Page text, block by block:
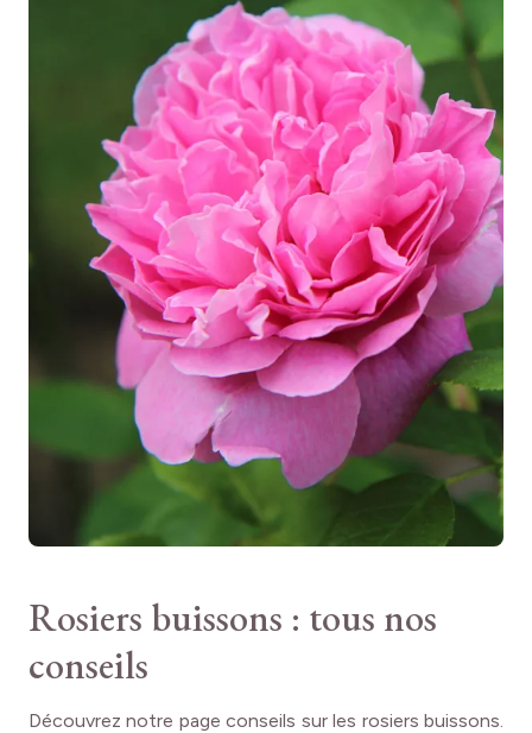
généreusement après la mise en terre et paillez pour
maintenir l'humidité.
L'entretien est simple : une taille légère en fin d'hiver
permet de maintenir sa silhouette équilibrée et favorise
de nouvelles pousses. Un apport d'engrais rosiers au
printemps stimule une floraison généreuse tout au long
de la saison.
Tous nos conseils pour cultiver vos rosiers.
Avec quelles autres variétés
associer le rosier
MICHELANGELO® Meitelov ?
Le rosier MICHELANGELO® Meitelov s'associe
parfaitement avec des vivaces aux tons chauds comme
Kniphofia POCO ® Orange, Tison de Satan
Echinacea purpurea Irresistible
. Pour un contraste
MICHELANGELO® Meitelov à d'autresrosiers buissons
dans des teintes du jaune au rouge, tels que le rosier
Oriental PEACE ® Baipeace
Rosiers buissons : tous nos
conseils
Découvrez notre page conseils sur les rosiers buissons.